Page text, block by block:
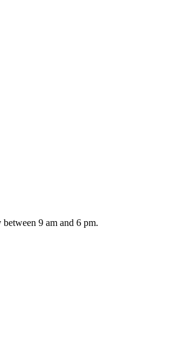
9 am and 6 pm.